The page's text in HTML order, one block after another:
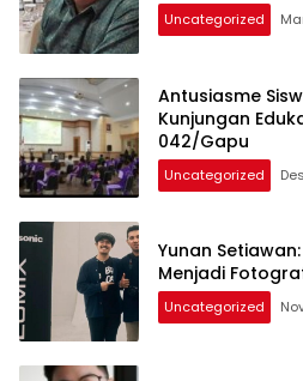
Uncategorized
Antusiasme
Kunjungan
042/Gapu
Uncategorized
Yunan
Menjadi
Uncategorized